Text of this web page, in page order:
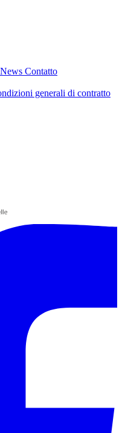
News Contatto
generali di contratto